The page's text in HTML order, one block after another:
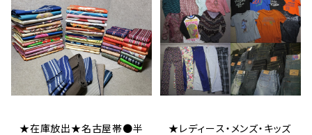
★在庫放出★名古屋帯●半
★レディース・メンズ・キッズ